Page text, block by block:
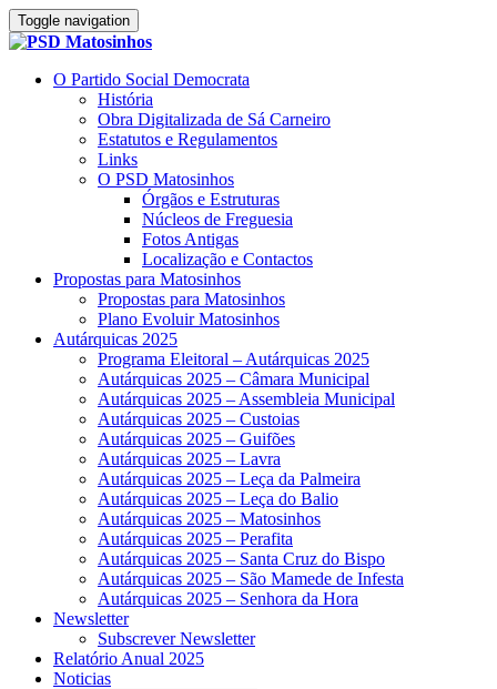
Toggle navigation
O Partido Social Democrata
História
Obra Digitalizada de Sá Carneiro
Estatutos e Regulamentos
Links
O PSD Matosinhos
Órgãos e Estruturas
Núcleos de Freguesia
Fotos Antigas
Localização e Contactos
Propostas para Matosinhos
Propostas para Matosinhos
Plano Evoluir Matosinhos
Autárquicas 2025
Programa Eleitoral – Autárquicas 2025
Autárquicas 2025 – Câmara Municipal
Autárquicas 2025 – Assembleia Municipal
Autárquicas 2025 – Custoias
Autárquicas 2025 – Guifões
Autárquicas 2025 – Lavra
Autárquicas 2025 – Leça da Palmeira
Autárquicas 2025 – Leça do Balio
Autárquicas 2025 – Matosinhos
Autárquicas 2025 – Perafita
Autárquicas 2025 – Santa Cruz do Bispo
Autárquicas 2025 – São Mamede de Infesta
Autárquicas 2025 – Senhora da Hora
Newsletter
Subscrever Newsletter
Relatório Anual 2025
Noticias